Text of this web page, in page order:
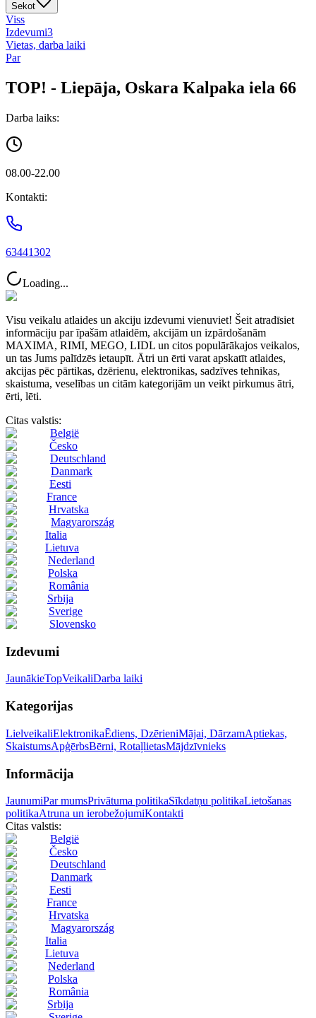
Sekot
Viss
Izdevumi3
Vietas, darba laiki
Par
TOP! - Liepāja, Oskara Kalpaka iela 66
Darba laiks:
08.00-22.00
Kontakti:
63441302
Loading...
Visu veikalu atlaides un akciju izdevumi vienuviet! Šeit atradīsiet
informāciju par īpašām atlaidēm, akcijām un izpārdošanām
MAXIMA, RIMI, MEGO, LIDL un citos populārākajos veikalos,
un tas Jums palīdzēs ietaupīt. Ātri un ērti varat apskatīt atlaides,
akcijas pēc pārtikas, dzērienu, elektronikas, sadzīves tehnikas,
skaistuma, veselības un citām kategorijām un veikt pirkumus ātri,
ērti, lēti.
Citas valstis:
België
Česko
Deutschland
Danmark
Eesti
France
Hrvatska
Magyarország
Italia
Lietuva
Nederland
Polska
România
Srbija
Sverige
Slovensko
Izdevumi
JaunākieTopVeikaliDarba laiki
Kategorijas
LielveikaliElektronikaĒdiens, DzērieniMājai, DārzamAptiekas,
SkaistumsApģērbsBērni, RotaļlietasMājdzīvnieks
Informācija
JaunumiPar mumsPrivātuma politikaSīkdatņu politikaLietošanas
politikaAtruna un ierobežojumiKontakti
Citas valstis:
België
Česko
Deutschland
Danmark
Eesti
France
Hrvatska
Magyarország
Italia
Lietuva
Nederland
Polska
România
Srbija